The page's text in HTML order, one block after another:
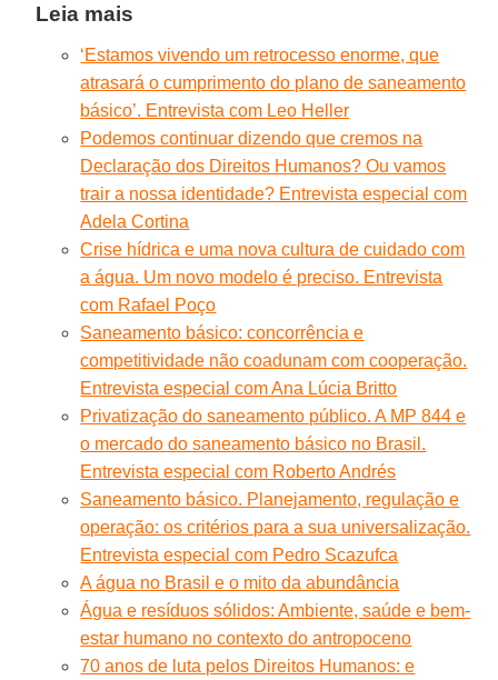
Leia mais
‘Estamos vivendo um retrocesso enorme, que
atrasará o cumprimento do plano de saneamento
básico’. Entrevista com Leo Heller
Podemos continuar dizendo que cremos na
Declaração dos Direitos Humanos? Ou vamos
trair a nossa identidade? Entrevista especial com
Adela Cortina
Crise hídrica e uma nova cultura de cuidado com
a água. Um novo modelo é preciso. Entrevista
com Rafael Poço
Saneamento básico: concorrência e
competitividade não coadunam com cooperação.
Entrevista especial com Ana Lúcia Britto
Privatização do saneamento público. A MP 844 e
o mercado do saneamento básico no Brasil.
Entrevista especial com Roberto Andrés
Saneamento básico. Planejamento, regulação e
operação: os critérios para a sua universalização.
Entrevista especial com Pedro Scazufca
A água no Brasil e o mito da abundância
Água e resíduos sólidos: Ambiente, saúde e bem-
estar humano no contexto do antropoceno
70 anos de luta pelos Direitos Humanos: e